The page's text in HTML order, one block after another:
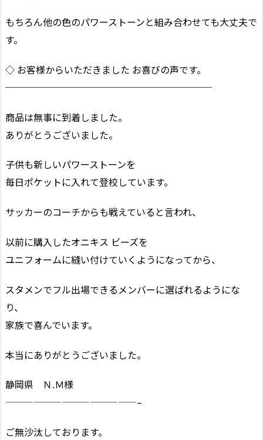
もちろん他の色のパワーストーンと組み合わせても大丈夫で
す。
◇ お客様からいただきました お喜びの声です。
──────────────────────
商品は無事に到着しました。
ありがとうございました。
子供も新しいパワーストーンを
毎日ポケットに入れて登校しています。
サッカーのコーチからも戦えていると言われ、
以前に購入したオニキス ビーズを
ユニフォームに縫い付けていくようになってから、
スタメンでフル出場できるメンバーに選ばれるようにな
り、
家族で喜んでいます。
本当にありがとうございました。
静岡県 Ｎ.Ｍ様
——————————————–
ご無沙汰しております。